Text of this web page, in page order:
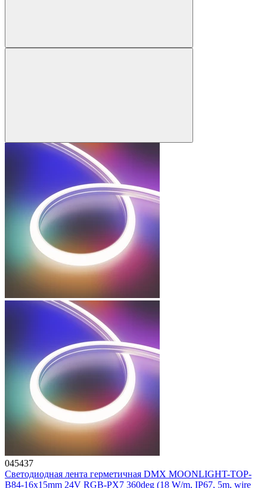
045437
Светодиодная лента герметичная DMX MOONLIGHT-TOP-
B84-16x15mm 24V RGB-PX7 360deg (18 W/m, IP67, 5m, wire